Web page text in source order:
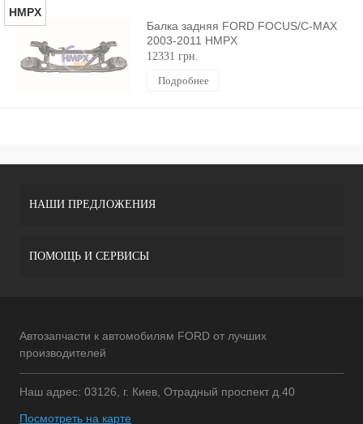
HMPX
Балка задняя FORD FOCUS/C-MAX
2003-2011 HMPX
12331 грн.
Подробнее
НАШИ ПРЕДЛОЖЕНИЯ
ПОМОЩЬ И СЕРВИСЫ
Автозапчасти к автомобилям FORD от лучших
производителей
Наш адрес: 03126, г. Киев, Отрадный проспект д.40
Посмотреть на карте